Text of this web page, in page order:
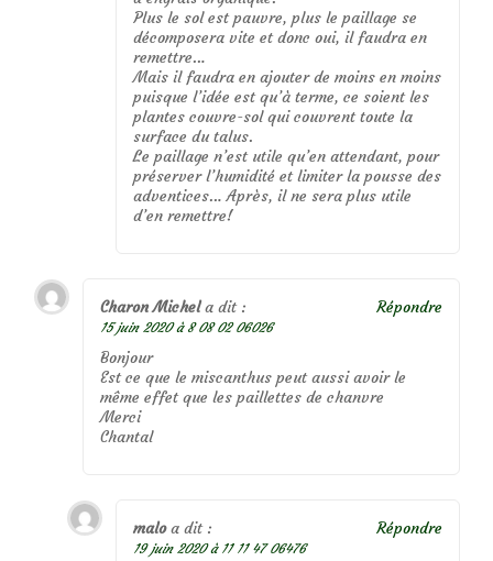
Plus le sol est pauvre, plus le paillage se
décomposera vite et donc oui, il faudra en
remettre…
Mais il faudra en ajouter de moins en moins
puisque l’idée est qu’à terme, ce soient les
plantes couvre-sol qui couvrent toute la
surface du talus.
Le paillage n’est utile qu’en attendant, pour
préserver l’humidité et limiter la pousse des
adventices… Après, il ne sera plus utile
d’en remettre!
Charon Michel a dit :
15 juin 2020 à 8 08 02 06026
Bonjour
Est ce que le miscanthus peut aussi avoir le
même effet que les paillettes de chanvre
Merci
Chantal
Répondre
malo a dit :
19 juin 2020 à 11 11 47 06476
Répondre